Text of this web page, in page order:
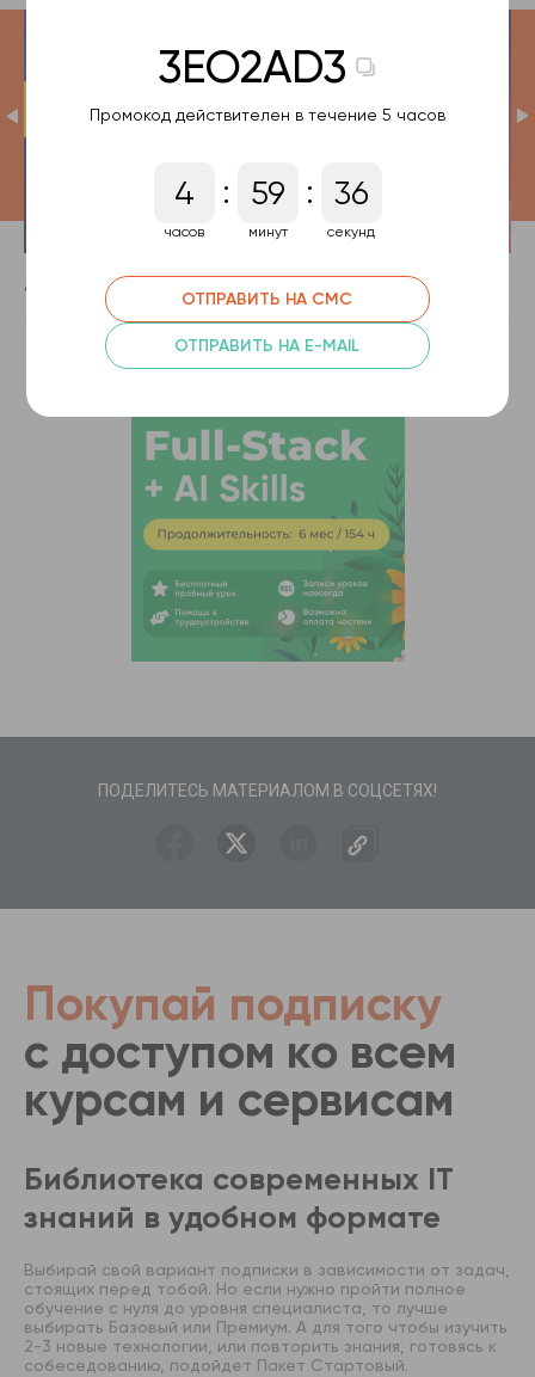
Асинхронне програмування на JavaScript
ПОДЕЛИТЕСЬ МАТЕРИАЛОМ В СОЦСЕТЯХ!
Покупай подписку
с доступом ко всем
курсам и сервисам
Библиотека современных IT
знаний в удобном формате
Выбирай свой вариант подписки в зависимости от задач,
стоящих перед тобой. Но если нужно пройти полное
обучение с нуля до уровня специалиста, то лучше
выбирать Базовый или Премиум. А для того чтобы изучить
2-3 новые технологии, или повторить знания, готовясь к
собеседованию, подойдет Пакет Стартовый.
3EO2AD3
Промокод действителен в течение 5 часов
4
часов
: 59
минут
: 36
секунд
ОТПРАВИТЬ НА СМС
ОТПРАВИТЬ НА E-MAIL